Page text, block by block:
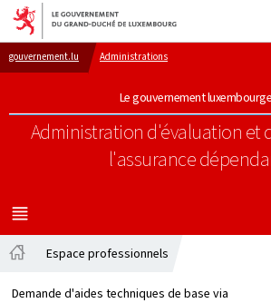
Aller au menu principal
Aller au contenu
gouvernement.lu Administrations
Le gouvernement
Administration d'évaluation et
l'assurance
MENU
PRINCIPAL
Espace professionnels
Demande d'aides techniques de base via